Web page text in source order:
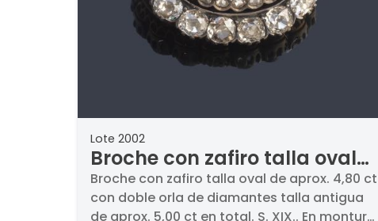
Lote 2002
Broche con zafiro talla oval
de aprox. 4,80 ct con doble
orla de diamantes talla
Broche con zafiro talla oval de aprox. 4,80 ct
con doble orla de diamantes talla antigua
de aprox. 5,00 ct en total. S. XIX.. En montura